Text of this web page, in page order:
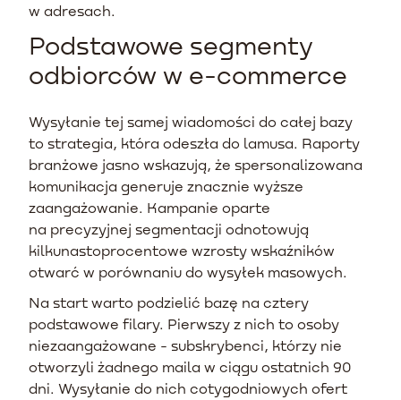
w adresach.
Podstawowe segmenty
odbiorców w e-commerce
Wysyłanie tej samej wiadomości do całej bazy
to strategia, która odeszła do lamusa. Raporty
branżowe jasno wskazują, że spersonalizowana
komunikacja generuje znacznie wyższe
zaangażowanie. Kampanie oparte
na precyzyjnej segmentacji odnotowują
kilkunastoprocentowe wzrosty wskaźników
otwarć w porównaniu do wysyłek masowych.
Na start warto podzielić bazę na cztery
podstawowe filary. Pierwszy z nich to osoby
niezaangażowane - subskrybenci, którzy nie
otworzyli żadnego maila w ciągu ostatnich 90
dni. Wysyłanie do nich cotygodniowych ofert